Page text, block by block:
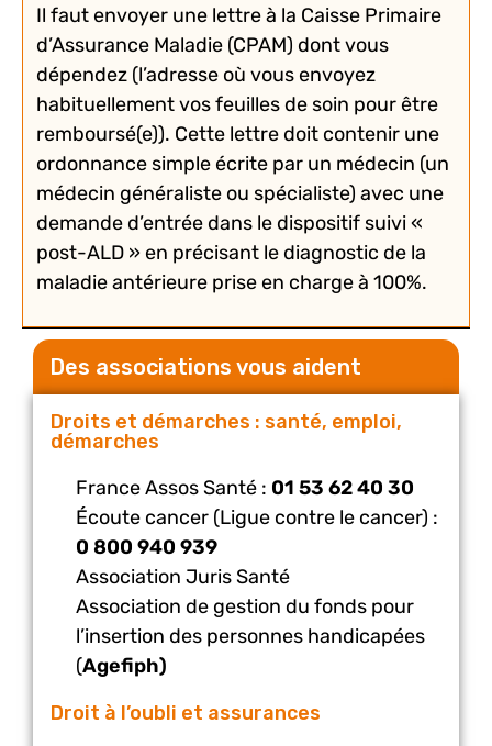
Il faut envoyer une lettre à la Caisse Primaire
d’Assurance Maladie (CPAM) dont vous
dépendez (l’adresse où vous envoyez
habituellement vos feuilles de soin pour être
remboursé(e)). Cette lettre doit contenir une
ordonnance simple écrite par un médecin (un
médecin généraliste ou spécialiste) avec une
demande d’entrée dans le dispositif suivi «
post-ALD » en précisant le diagnostic de la
maladie antérieure prise en charge à 100%.
Des associations vous aident
Droits et démarches : santé, emploi,
démarches
France Assos Santé : 01 53 62 40 30
Écoute cancer (Ligue contre le cancer) :
0 800 940 939
Association Juris Santé
Association de gestion du fonds pour
l’insertion des personnes handicapées
(Agefiph)
Droit à l’oubli et assurances